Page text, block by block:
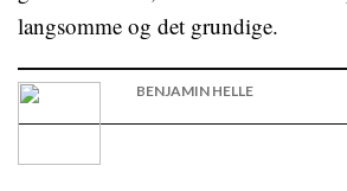
langsomme og det grundige.
BENJAMIN HELLE